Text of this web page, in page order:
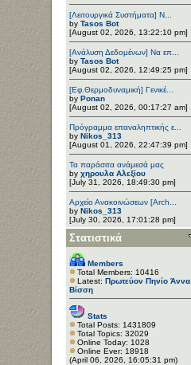
[Λειτουργικά Συστήματα] Ν...
by Tasos Bot
[August 02, 2026, 13:22:10 pm]
[Ανάλυση Δεδομένων] Να επ...
by Tasos Bot
[August 02, 2026, 12:49:25 pm]
[Εφ.Θερμοδυναμική] Γενικέ...
by Ponan
[August 02, 2026, 00:17:27 am]
Πρόγραμμα επαναληπτικής ε...
by Nikos_313
[August 01, 2026, 22:47:39 pm]
Τα παράσιτα ανάμεσά μας
by χηρουλα Αλεξίου
[July 31, 2026, 18:49:30 pm]
Αρχείο Ανακοινώσεων [Arch...
by Nikos_313
[July 30, 2026, 17:01:28 pm]
Στατιστικά
Members
Total Members: 10416
Latest: Πρωτεύον Πηνίο Άννα
Βίσση
Stats
Total Posts: 1431809
Total Topics: 32029
Online Today: 1028
Online Ever: 18918
(April 06, 2026, 16:05:31 pm)